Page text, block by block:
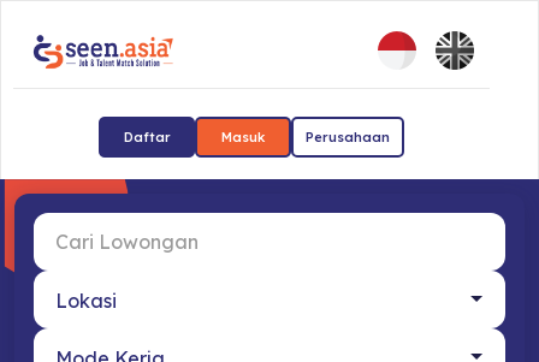
Daftar Masuk Perusahaan